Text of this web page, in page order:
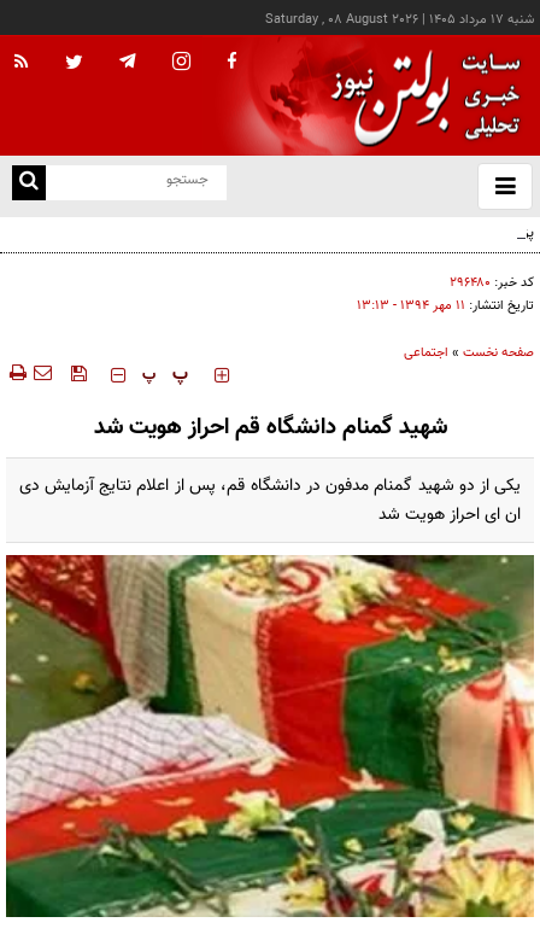
شنبه ۱۷ مرداد ۱۴۰۵ |
Saturday , 08 August 2026
باز
و
پزشکیان: خدمت بی‌منت و مشارکت مردمی، پایه حل مشکلات کشور است
کد خبر: ۲۹۶۴۸۰
تاریخ انتشار: ۱۱ مهر ۱۳۹۴ - ۱۳:۱۳
صفحه نخست » اجتماعی
‍‍‍ پ پ
شهید گمنام دانشگاه قم احراز هویت شد
یکی از دو شهید گمنام مدفون در دانشگاه قم، پس از اعلام نتایج آزمایش دی
ان ای احراز هویت شد